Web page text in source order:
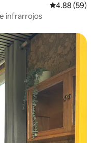
Calificación
4.88 (59)
infrarrojos